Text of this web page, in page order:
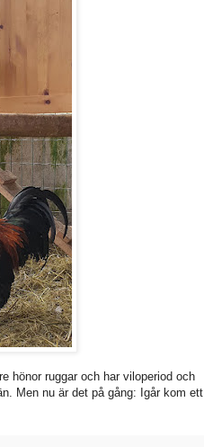
hönor ruggar och har viloperiod och
Men nu är det på gång: Igår kom ett